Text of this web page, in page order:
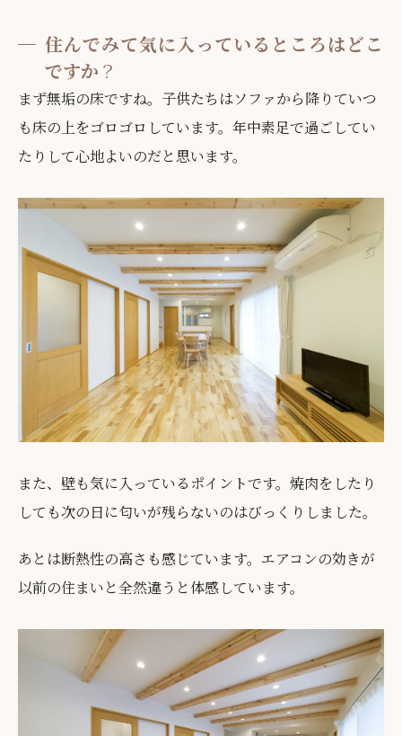
住んでみて気に入っているところはどこ
ですか ？
まず無垢の床ですね。子供たちはソファから降りていつ
も床の上をゴロゴロしています。年中素足で過ごしてい
たりして心地よいのだと思います。
また、壁も気に入っているポイントです。焼肉をしたり
しても次の日に匂いが残らないのはびっくりしました。
あとは断熱性の高さも感じています。エアコンの効きが
以前の住まいと全然違うと体感しています。